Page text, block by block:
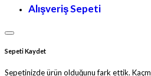
Alışveriş Sepeti
Sepeti Kaydet
Sepetinizde ürün olduğunu fark ettik.